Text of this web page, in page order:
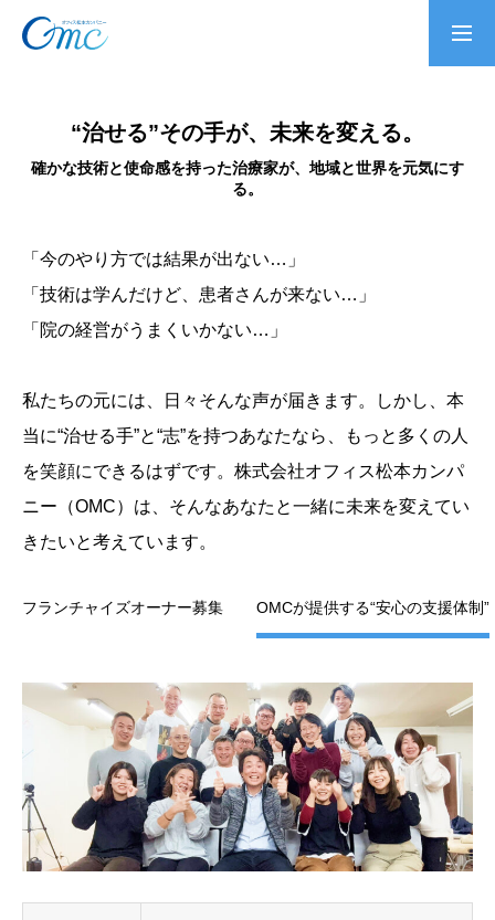
をカタチに。
私たちについて
ご挨拶
お知らせ
お問い合わせ
FC加盟募集
よくある質問
特定商取引法に基づく表示について
“治せる”その手が、未来を変える。
確かな技術と使命感を持った治療家が、地域と世界を元気にす
る。
「今のやり方では結果が出ない…」
「技術は学んだけど、患者さんが来ない…」
「院の経営がうまくいかない…」
私たちの元には、日々そんな声が届きます。しかし、本
当に“治せる手”と“志”を持つあなたなら、もっと多くの人
を笑顔にできるはずです。株式会社オフィス松本カンパ
ニー（OMC）は、そんなあなたと一緒に未来を変えてい
きたいと考えています。
フランチャイズオーナー募集 OMCが提供する“安心の支援体制”